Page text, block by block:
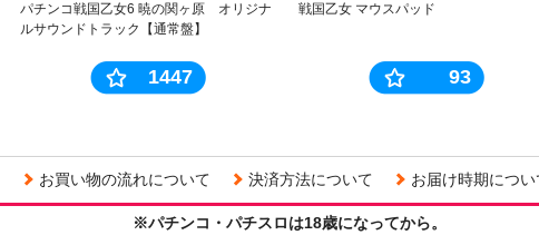
パチンコ戦国乙女6 暁の関ヶ原 オリジナ
ルサウンドトラック【通常盤】
1447
戦国乙女 マウスパッド
93
お買い物の流れについて 決済方法について お届け時期につい
※パチンコ・パチスロは18歳になってから。